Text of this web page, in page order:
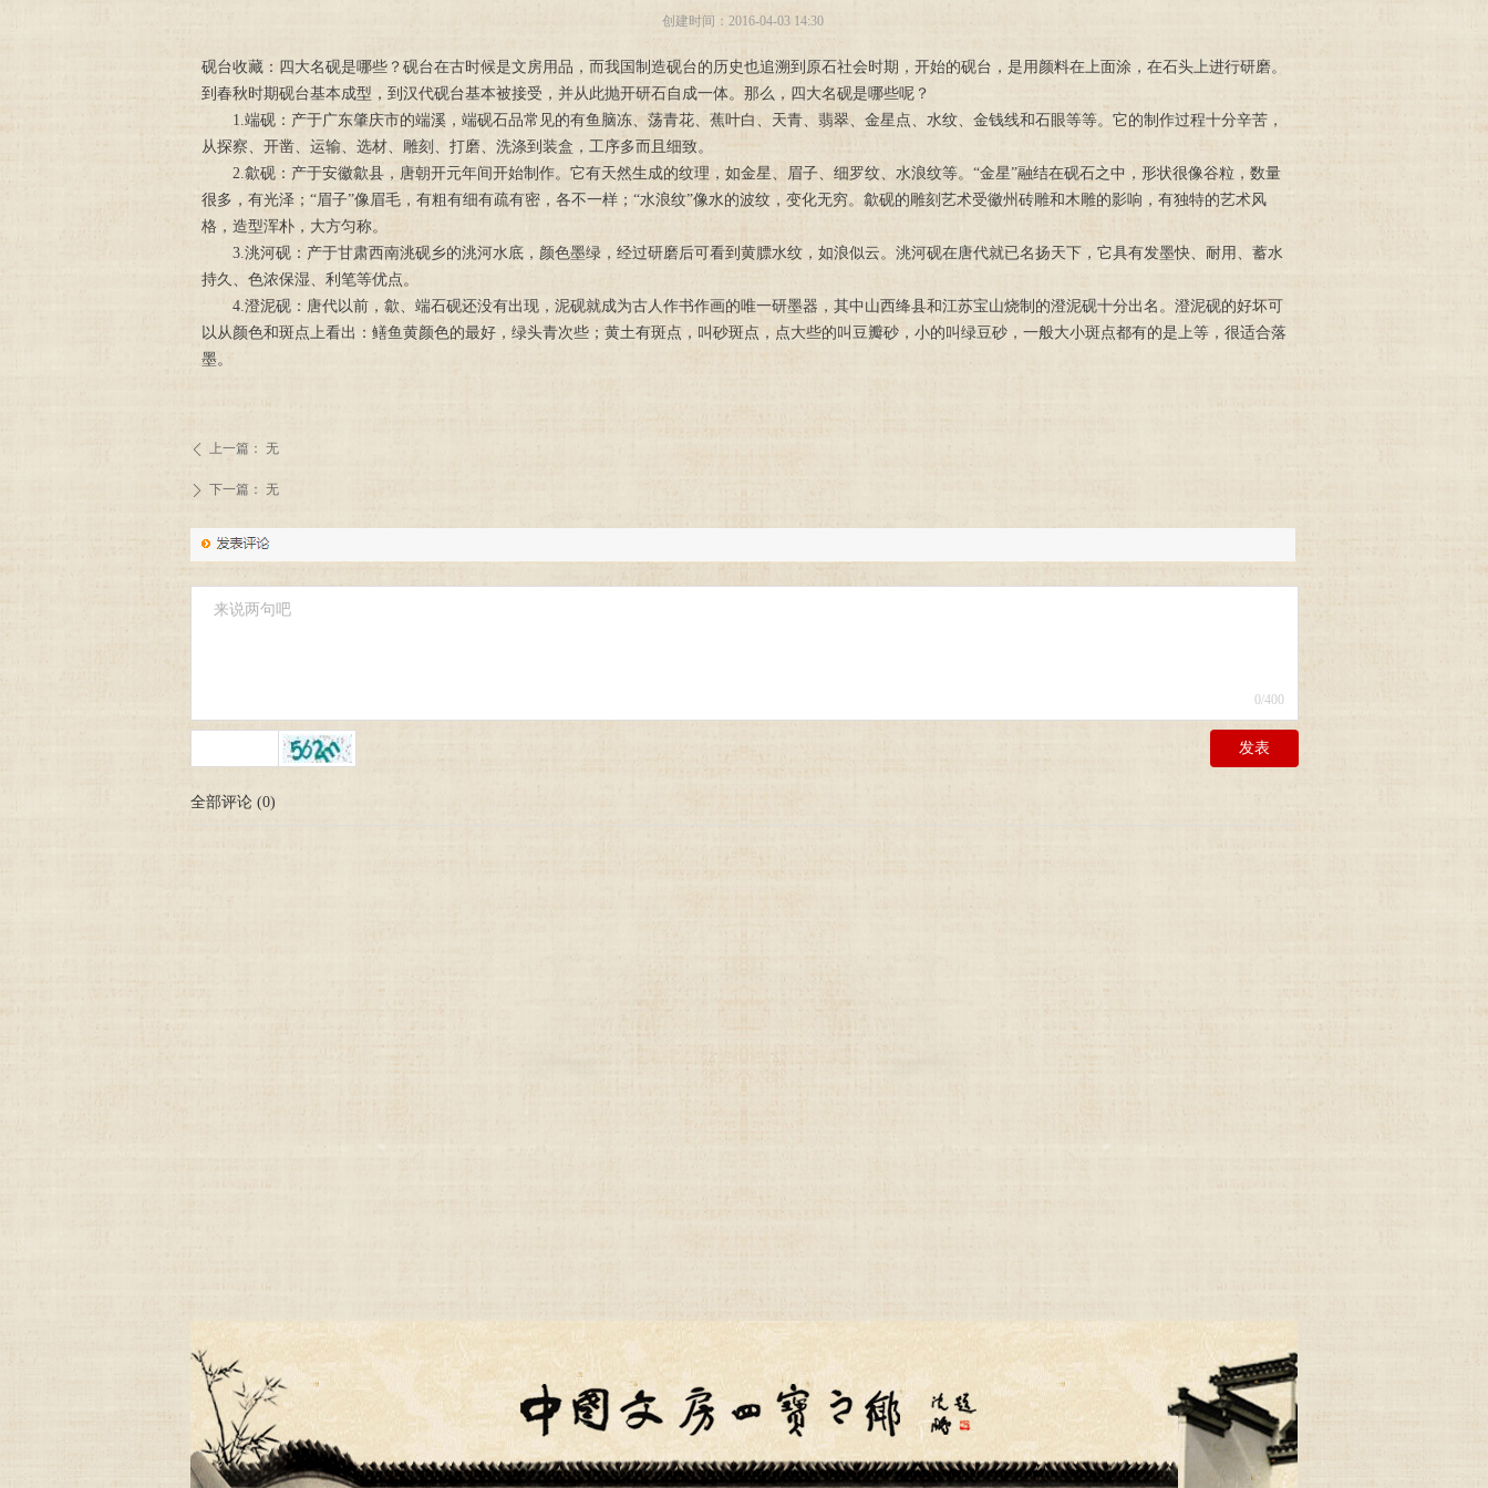
砚台收藏：四大名砚是哪些？砚台在古时候是文房用品，而我国制造砚台的历史也追溯到原石社会时期，开始的砚台，是用颜料在上面涂，在石头上进行研磨。
到春秋时期砚台基本成型，到汉代砚台基本被接受，并从此抛开研石自成一体。那么，四大名砚是哪些呢？
1.端砚：产于广东肇庆市的端溪，端砚石品常见的有鱼脑冻、荡青花、蕉叶白、天青、翡翠、金星点、水纹、金钱线和石眼等等。它的制作过程十分辛苦，
从探察、开凿、运输、选材、雕刻、打磨、洗涤到装盒，工序多而且细致。
2.歙砚：产于安徽歙县，唐朝开元年间开始制作。它有天然生成的纹理，如金星、眉子、细罗纹、水浪纹等。“金星”融结在砚石之中，形状很像谷粒，数量
很多，有光泽；“眉子”像眉毛，有粗有细有疏有密，各不一样；“水浪纹”像水的波纹，变化无穷。歙砚的雕刻艺术受徽州砖雕和木雕的影响，有独特的艺术风
格，造型浑朴，大方匀称。
3.洮河砚：产于甘肃西南洮砚乡的洮河水底，颜色墨绿，经过研磨后可看到黄膘水纹，如浪似云。洮河砚在唐代就已名扬天下，它具有发墨快、耐用、蓄水
持久、色浓保湿、利笔等优点。
4.澄泥砚：唐代以前，歙、端石砚还没有出现，泥砚就成为古人作书作画的唯一研墨器，其中山西绛县和江苏宝山烧制的澄泥砚十分出名。澄泥砚的好坏可
以从颜色和斑点上看出：鳝鱼黄颜色的最好，绿头青次些；黄土有斑点，叫砂斑点，点大些的叫豆瓣砂，小的叫绿豆砂，一般大小斑点都有的是上等，很适合落
墨。
创建时间： 2016-04-03 14:30
ꄴ 上一篇： 无
ꄲ 下一篇： 无
0/400
发表
全部评论 (0)